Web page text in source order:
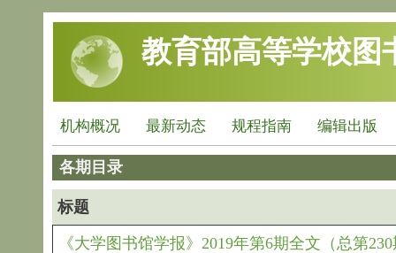
跳转到主要内容
教育部高等学校图
机构概况 最新动态 规程指南 编辑出版
各期目录
标题
《大学图书馆学报》2019年第6期全文（总第